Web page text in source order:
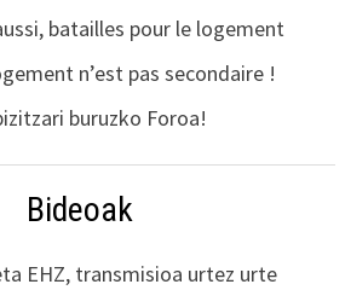
batailles pour le logement
n’est pas secondaire !
buruzko Foroa!
Bideoak
EHZ, transmisioa urtez urte